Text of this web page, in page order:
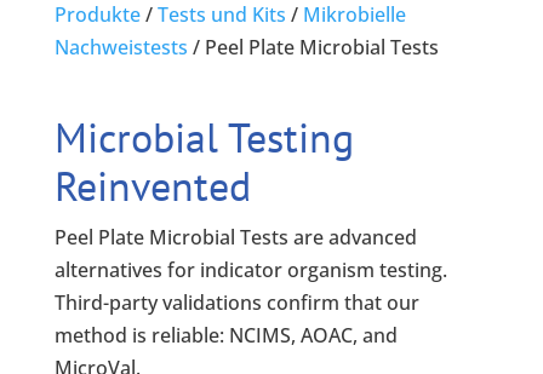
Produkte/Tests und Kits / Mikrobielle
Nachweistests / Peel Plate Microbial Tests
Microbial Testing
Reinvented
Peel Plate Microbial Tests are advanced
alternatives for indicator organism testing.
Third-party validations confirm that our
method is reliable: NCIMS, AOAC, and
MicroVal.